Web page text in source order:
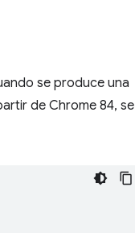
se produce una
de Chrome 84, se